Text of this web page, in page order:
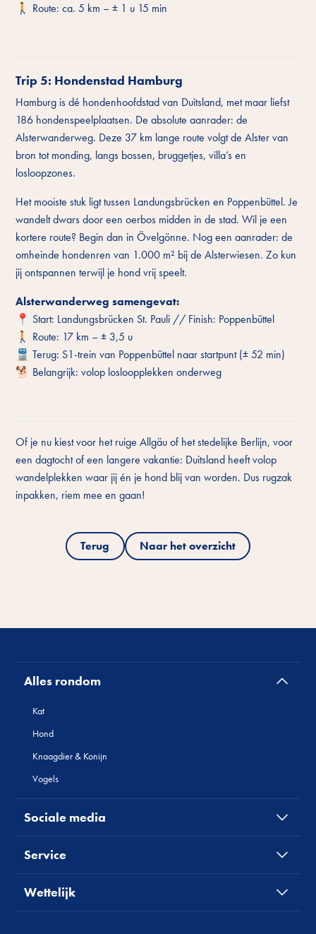
🚶 Route: ca. 5 km – ± 1 u 15 min
Trip 5: Hondenstad Hamburg
Hamburg is dé hondenhoofdstad van Duitsland, met maar liefst
186 hondenspeelplaatsen. De absolute aanrader: de
Alsterwanderweg. Deze 37 km lange route volgt de Alster van
bron tot monding, langs bossen, bruggetjes, villa’s en
losloopzones.
Het mooiste stuk ligt tussen Landungsbrücken en Poppenbüttel. Je
wandelt dwars door een oerbos midden in de stad. Wil je een
kortere route? Begin dan in Övelgönne. Nog een aanrader: de
omheinde hondenren van 1.000 m² bij de Alsterwiesen. Zo kun
jij ontspannen terwijl je hond vrij speelt.
Alsterwanderweg samengevat:
📍 Start: Landungsbrücken St. Pauli // Finish: Poppenbüttel
🚶 Route: 17 km – ± 3,5 u
🚆 Terug: S1-trein van Poppenbüttel naar startpunt (± 52 min)
🐕 Belangrijk: volop losloopplekken onderweg
Of je nu kiest voor het ruige Allgäu of het stedelijke Berlijn, voor
een dagtocht of een langere vakantie: Duitsland heeft volop
wandelplekken waar jij én je hond blij van worden. Dus rugzak
inpakken, riem mee en gaan!
Terug Naar het overzicht
Alles rondom
Kat
Hond
Knaagdier & Konijn
Vogels
Sociale media
Service
Wettelijk